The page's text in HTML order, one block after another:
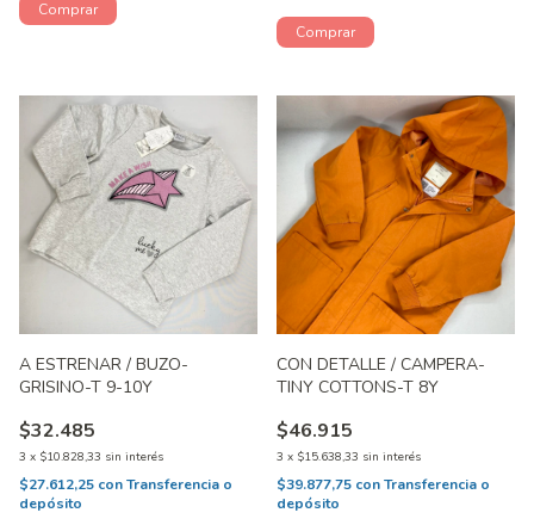
A ESTRENAR / BUZO-
GRISINO-T 9-10Y
$32.485
3 x $10.828,33 sin interés
$27.612,25 conTransferencia o
depósito
CON DETALLE / CAMPERA-
TINY COTTONS-T 8Y
$46.915
3 x $15.638,33 sin interés
$39.877,75 conTransferencia o
depósito